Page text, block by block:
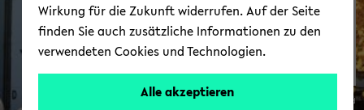
© Uni­ver­si­tät Bie­le­feld
Wirkung für die Zukunft widerrufen. Auf der Seite
finden Sie auch zusätzliche Informationen zu den
verwendeten Cookies und Technologien.
Alle akzeptieren